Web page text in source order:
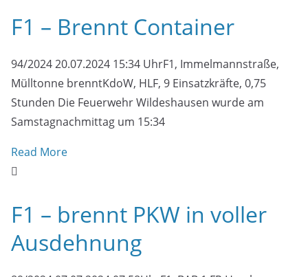
F1 – Brennt Container
94/2024 20.07.2024 15:34 UhrF1, Immelmannstraße,
Mülltonne brenntKdoW, HLF, 9 Einsatzkräfte, 0,75
Stunden Die Feuerwehr Wildeshausen wurde am
Samstagnachmittag um 15:34
Read More
F1 – brennt PKW in voller
Ausdehnung